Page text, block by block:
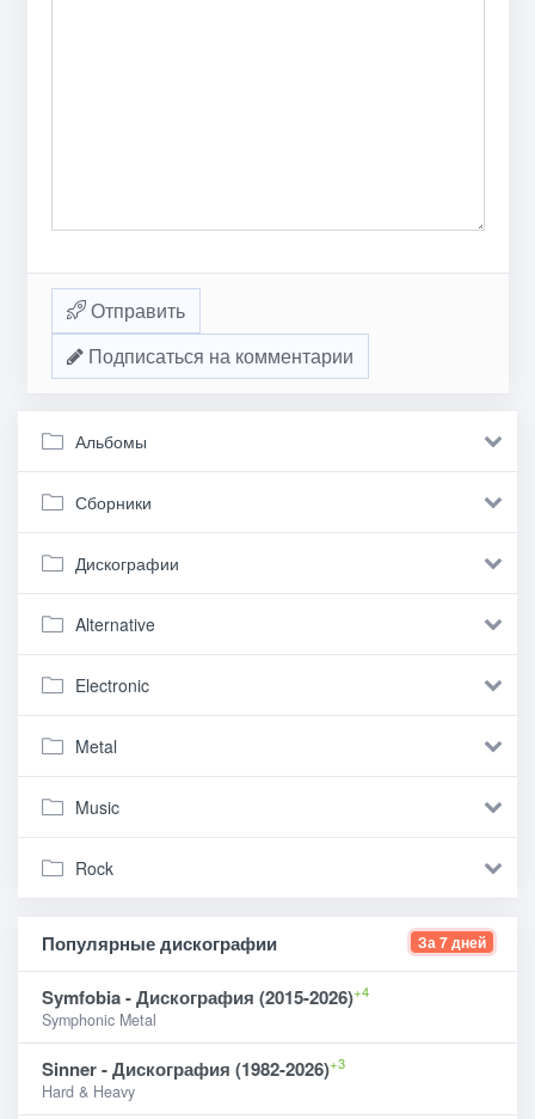
Отправить
Подписаться на комментарии
Альбомы
Сборники
Дискографии
Alternative
Electronic
Metal
Music
Rock
Популярные дискографии За 7 дней
Symfobia - Дискография (2015-2026)+4
Symphonic Metal
Sinner - Дискография (1982-2026)+3
Hard & Heavy